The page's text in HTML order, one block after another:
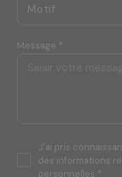
Motif
Message *
J'ai pris
des informations
personnelles *